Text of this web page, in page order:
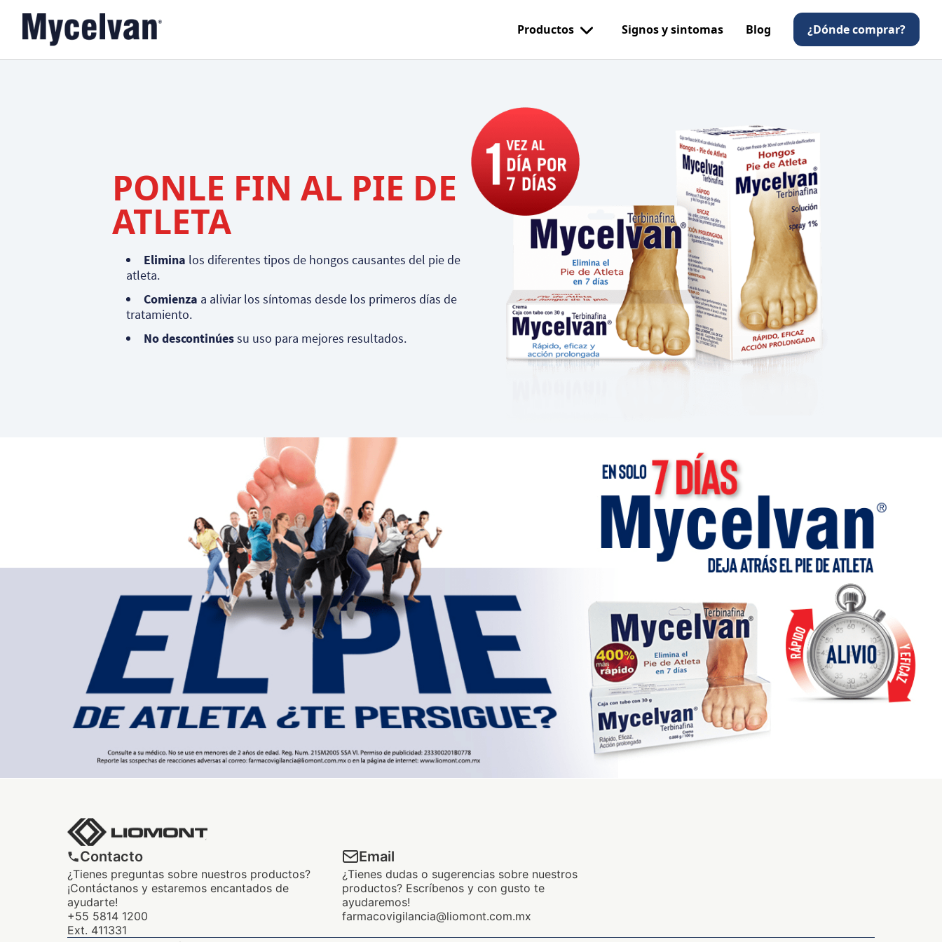
Productos Signos y sintomas Blog ¿Dónde comprar?
PONLE FIN AL PIE DE
ATLETA
Elimina los diferentes tipos de hongos causantes del pie de
atleta.
Comienza a aliviar los síntomas desde los primeros días de
tratamiento.
No descontinúessu uso para mejores resultados.
Contacto
¿Tienes preguntas sobre nuestros productos?
¡Contáctanos y estaremos encantados de
ayudarte!
+55 5814 1200
Ext. 411331
Email
¿Tienes dudas o sugerencias sobre nuestros
productos? Escríbenos y con gusto te
ayudaremos!
farmacovigilancia@liomont.com.mx